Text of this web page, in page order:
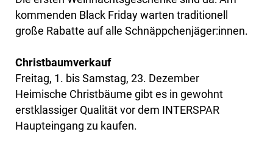
kommenden Black Friday warten traditionell
große Rabatte auf alle Schnäppchenjäger:innen.
Christbaumverkauf
Freitag, 1. bis Samstag, 23. Dezember
Heimische Christbäume gibt es in gewohnt
erstklassiger Qualität vor dem INTERSPAR
Haupteingang zu kaufen.